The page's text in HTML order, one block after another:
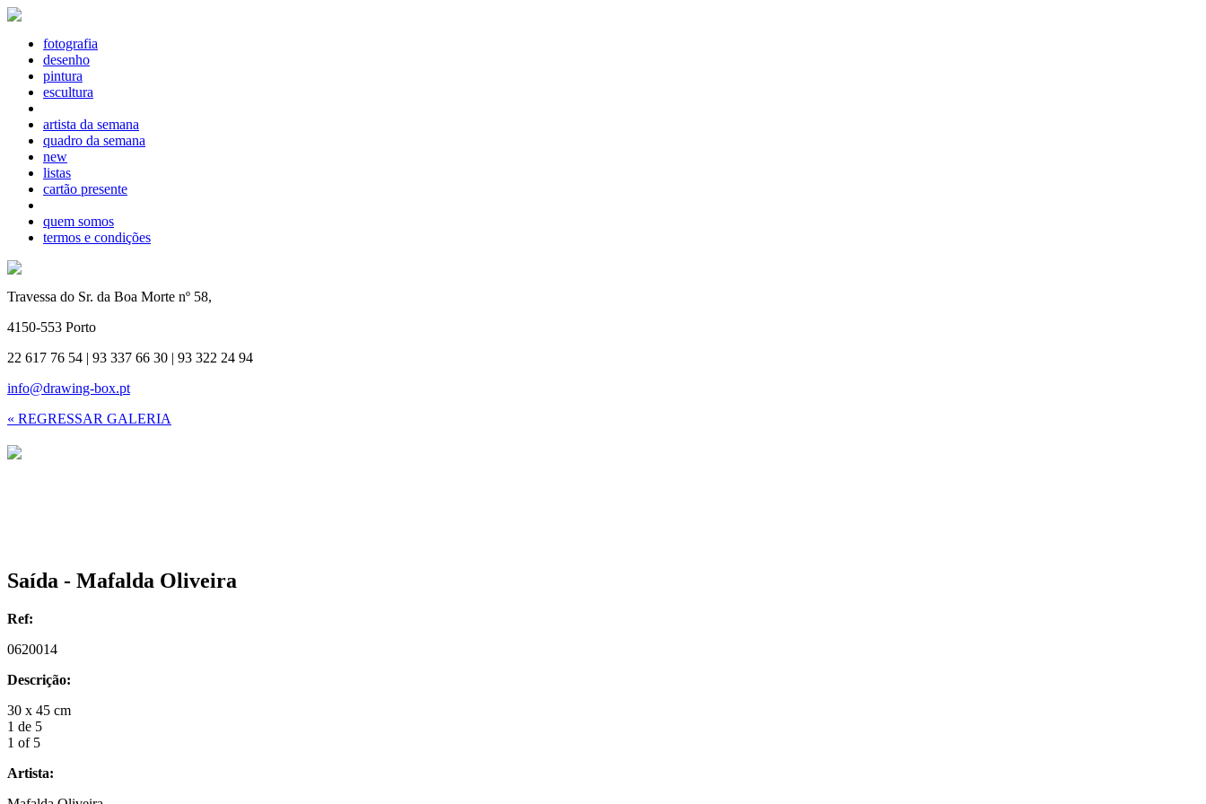
fotografia
desenho
pintura
escultura
artista da semana
quadro da semana
new
listas
cartão presente
quem somos
termos e condições
Travessa do Sr. da Boa Morte nº 58,
4150-553 Porto
22 617 76 54 | 93 337 66 30 | 93 322 24 94
info@drawing-box.pt
« REGRESSAR GALERIA
Saída - Mafalda Oliveira
Ref:
0620014
Descrição:
30 x 45 cm
1 de 5
1 of 5
Artista: